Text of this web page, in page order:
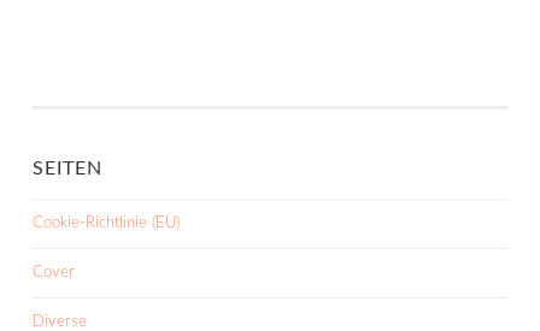
SEITEN
Cookie-Richtlinie (EU)
Cover
Diverse